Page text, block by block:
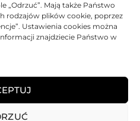
„Odrzuć”. Mają także Państwo
rodzajów plików cookie, poprzez
Ustawienia cookies można
znajdziecie Państwo w
878,07zł